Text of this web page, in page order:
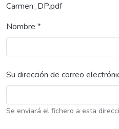
Carmen_DP.pdf
Nombre *
Su dirección de correo
Se enviará el fichero a esta